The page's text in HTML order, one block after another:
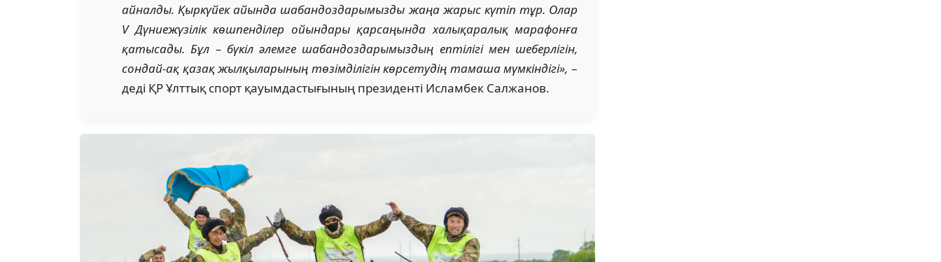
айналды. Қыркүйек айында шабандоздарымызды жаңа жарыс күтіп тұр. Олар
V Дүниежүзілік көшпенділер ойындары қарсаңында халықаралық марафонға
қатысады. Бұл – бүкіл әлемге шабандоздарымыздың ептілігі мен шеберлігін,
сондай-ақ қазақ жылқыларының төзімділігін көрсетудің тамаша мүмкіндігі», –
деді ҚРҰлттық спорт қауымдастығының президенті Исламбек Салжанов.